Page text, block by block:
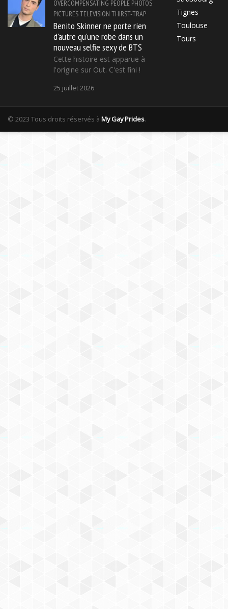
OVERCOMPENSATING PEOPLE PHOTOS
PICTURESTELEVISION THIRST-TRAP
Benito Skinner ne porte rien
d'autre qu'une robe dans un
nouveau selfie sexy de BTS
Cette histoire est apparue à
l'origine sur Out. C'est fini !
25 juillet 2026
Tignes
Toulouse
Tours
© 2023 Tous droits réservés à My Gay Prides.